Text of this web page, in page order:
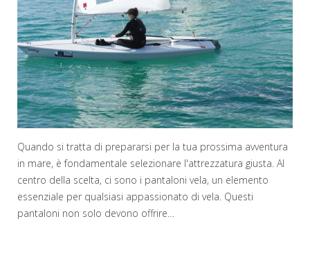
Quando si tratta di prepararsi per la tua prossima avventura
in mare, è fondamentale selezionare l'attrezzatura giusta. Al
centro della scelta, ci sono i pantaloni vela, un elemento
essenziale per qualsiasi appassionato di vela. Questi
pantaloni non solo devono offrire…